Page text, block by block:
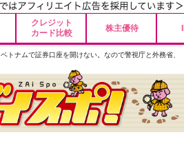
クレジット
カード比較
株主優待
トナムで証券口座を開けない。なので警視庁と外務省、